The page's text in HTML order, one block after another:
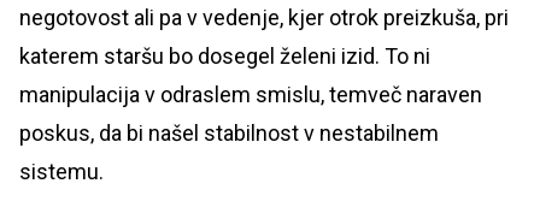
negotovost ali pa v vedenje, kjer otrok preizkuša, pri
katerem staršu bo dosegel želeni izid. To ni
manipulacija v odraslem smislu, temveč naraven
poskus, da bi našel stabilnost v nestabilnem
sistemu.